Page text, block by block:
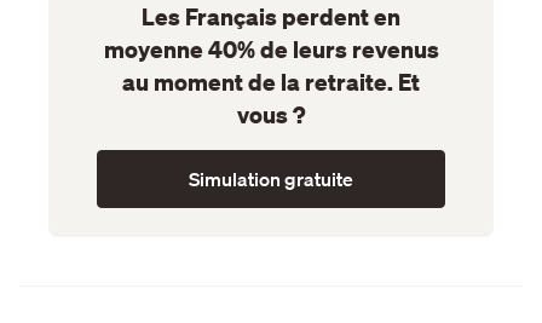
Les Français perdent en
moyenne 40% de leurs revenus
au moment de la retraite. Et
vous ?
Simulation gratuite